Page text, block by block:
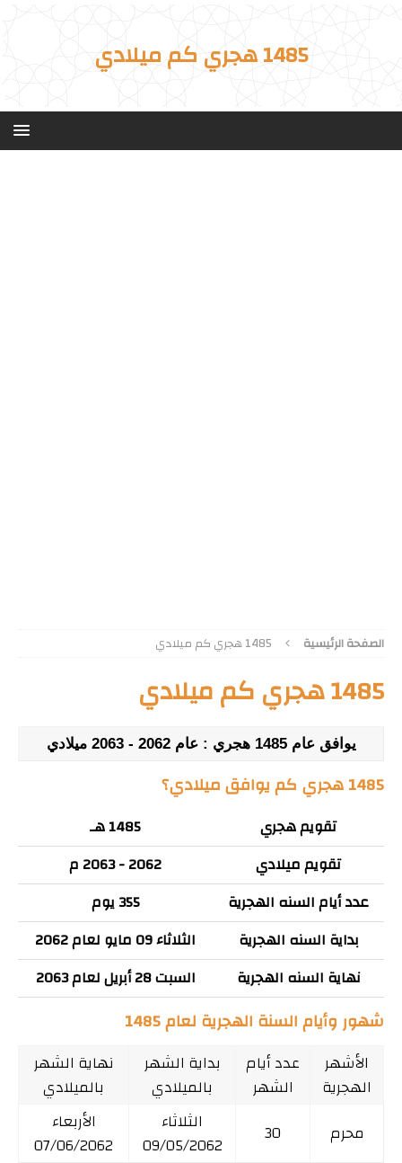
1485 هجري كم ميلادي
الصفحة الرئيسية 1485 هجري كم ميلادي
1485 هجري كم ميلادي
يوافق عام 1485 هجري : عام 2062 - 2063 ميلادي
1485 هجري كم يوافق ميلادي؟
تقويم هجري
1485 هـ
تقويم ميلادي
2062 - 2063 م
عدد أيام السنه الهجرية
355 يوم
بداية السنه الهجرية
الثلاثاء 09 مايو لعام 2062
نهاية السنه الهجرية
السبت 28 أبريل لعام 2063
شهور وأيام السنة الهجرية لعام 1485
الأشهر
الهجرية
عدد أيام
الشهر
بداية الشهر
بالميلادي
نهاية الشهر
بالميلادي
محرم
30
الثلاثاء
09/05/2062
الأربعاء
07/06/2062